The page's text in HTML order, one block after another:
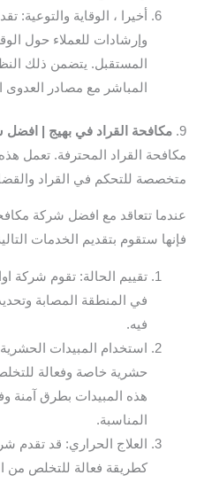
أخيرا ، الوقاية والتوعية:
وإرشادات للعملاء حول
المستقبل. يتضمن ذلك
المباشر مع مصادر العدوى
9. مكافحة القراد في بهيج |
مكافحة القراد المحترفة. تعمل
متخصصة للتحكم في القراد
عندما تتعاقد مع افضل شركة
فإنها ستقوم بتقديم الخدمات
تقييم الحالة: تقوم شركة
في المنطقة المصابة
فيه.
استخدام المبيدات
حشرية خاصة وفعالة
هذه المبيدات بطرق آمنة
المناسبة.
العلاج الحراري: قد تقدم
كطريقة فعالة للتخلص من